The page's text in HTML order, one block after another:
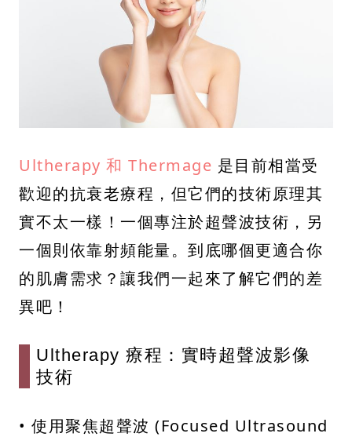
Ultherapy 和 Thermage 是目前相當受
歡迎的抗衰老療程，但它們的技術原理其
實不太一樣！一個專注於超聲波技術，另
一個則依靠射頻能量。到底哪個更適合你
的肌膚需求？讓我們一起來了解它們的差
異吧！
Ultherapy 療程：實時超聲波影像
技術
• 使用聚焦超聲波 (Focused Ultrasound